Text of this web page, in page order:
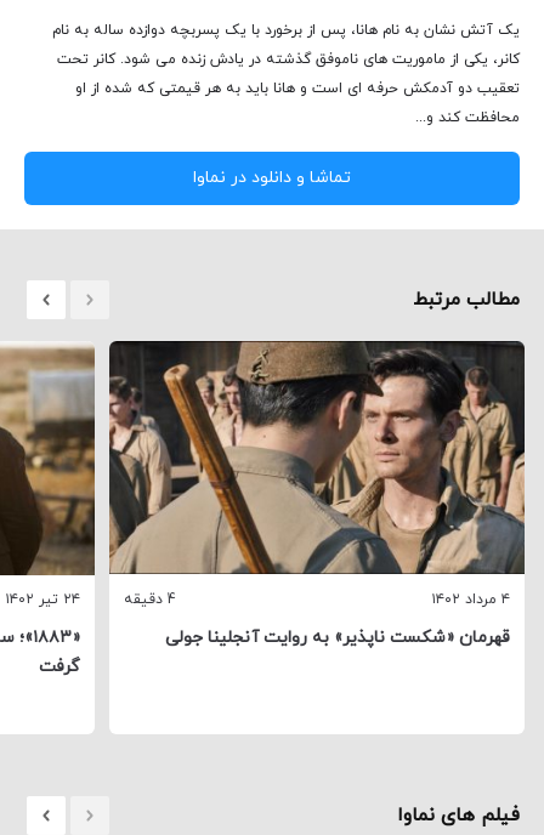
یک آتش‌ نشان به نام هانا، پس از برخورد با یک پسربچه دوازده ساله به نام
کانر، یکی از ماموریت‌ های ناموفق‌ گذشته در یادش زنده می ‌شود. کانر تحت
تعقیب دو آدمکش حرفه ای است و هانا باید به هر قیمتی که شده از او
محافظت کند و...
تماشا و دانلود در نماوا
مطالب مرتبط
۴ مرداد ۱۴۰۲ 4 دقیقه
قهرمان «شکست ناپذیر» به روایت آنجلینا جولی
۲۴ تیر ۱۴۰۲
گرفت
فیلم های نماوا